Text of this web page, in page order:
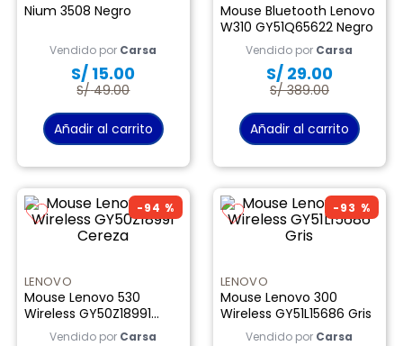
Nium 3508 Negro
Vendido por Carsa
S/ 15.00
S/ 49.00
Añadir al carrito
Mouse Bluetooth Lenovo
W310 GY51Q65622 Negro
Vendido por Carsa
S/ 29.00
S/ 389.00
Añadir al carrito
-94 %
LENOVO
Mouse Lenovo 530
Wireless GY50Z18991
CerezaVendido por Carsa
-93 %
LENOVO
Mouse Lenovo 300
Wireless GY51L15686 Gris
Vendido por Carsa
7.
hogar
almohada
licuadora